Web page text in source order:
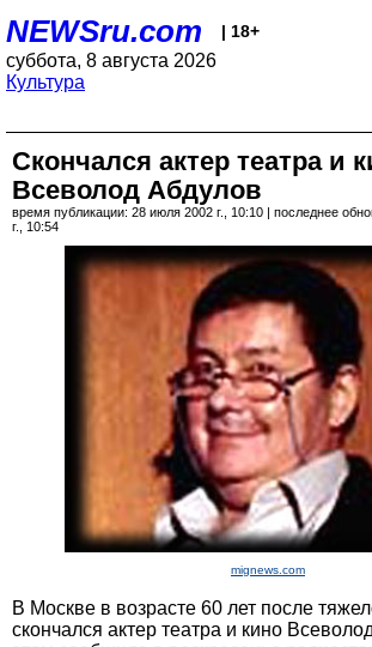
NEWSru.com | 18+
суббота, 8 августа 2026
Культура
Скончался актер театра и
Всеволод Абдулов
время публикации: 28 июля 2002 г., 10:10 | последнее
г., 10:54
mignews.com
В Москве в возрасте 60 лет после
скончался актер театра и кино